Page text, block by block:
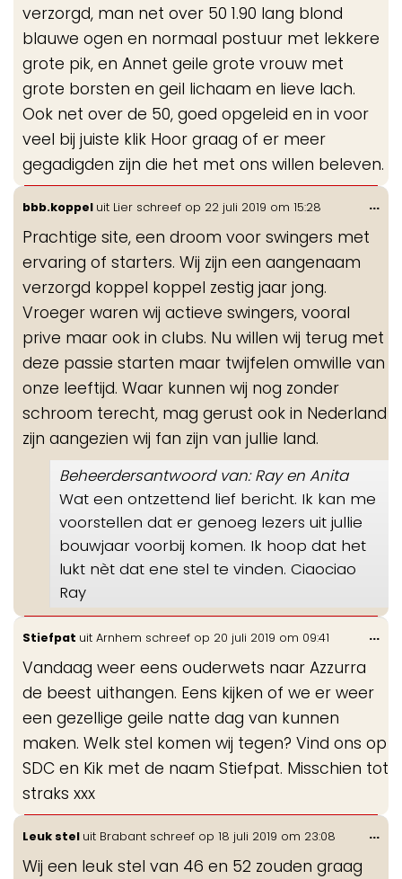
verzorgd, man net over 50 1.90 lang blond
blauwe ogen en normaal postuur met lekkere
grote pik, en Annet geile grote vrouw met
grote borsten en geil lichaam en lieve lach.
Ook net over de 50, goed opgeleid en in voor
veel bij juiste klik Hoor graag of er meer
gegadigden zijn die het met ons willen beleven.
bbb.koppel uit Lier schreef op 22 juli 2019 om 15:28
Prachtige site, een droom voor swingers met
ervaring of starters. Wij zijn een aangenaam
verzorgd koppel koppel zestig jaar jong.
Vroeger waren wij actieve swingers, vooral
prive maar ook in clubs. Nu willen wij terug met
deze passie starten maar twijfelen omwille van
onze leeftijd. Waar kunnen wij nog zonder
schroom terecht, mag gerust ook in Nederland
zijn aangezien wij fan zijn van jullie land.
Beheerdersantwoord van: Ray en Anita
Wat een ontzettend lief bericht. Ik kan me
voorstellen dat er genoeg lezers uit jullie
bouwjaar voorbij komen. Ik hoop dat het
lukt nèt dat ene stel te vinden. Ciaociao
Ray
...
Stiefpat uit Arnhem schreef op 20 juli 2019 om 09:41
Vandaag weer eens ouderwets naar Azzurra
de beest uithangen. Eens kijken of we er weer
een gezellige geile natte dag van kunnen
maken. Welk stel komen wij tegen? Vind ons op
SDC en Kik met de naam Stiefpat. Misschien tot
straks xxx
...
Leuk stel uit Brabant schreef op 18 juli 2019 om 23:08
Wij een leuk stel van 46 en 52 zouden graag
...